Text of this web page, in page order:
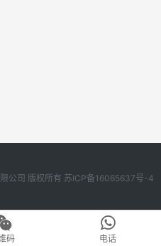
公司 版权所有 苏ICP备16065637号-4
码 电话